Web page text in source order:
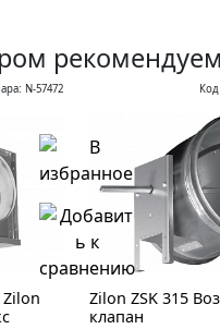
рекомендуем
N-57472
Zilon ZSK 315
клапан